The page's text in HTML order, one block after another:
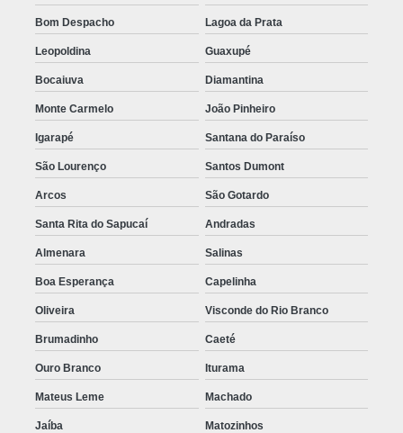
Bom Despacho Lagoa da Prata
Leopoldina Guaxupé
Bocaiuva Diamantina
Monte Carmelo João Pinheiro
Igarapé Santana do Paraíso
São Lourenço Santos Dumont
Arcos São Gotardo
Santa Rita do Sapucaí Andradas
Almenara Salinas
Boa Esperança Capelinha
Oliveira Visconde do Rio Branco
Brumadinho Caeté
Ouro Branco Iturama
Mateus Leme Machado
Jaíba Matozinhos